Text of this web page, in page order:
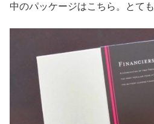
中のパッケージはこちら。とても